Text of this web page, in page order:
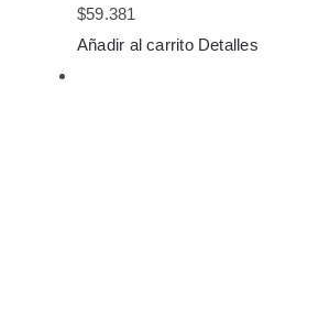
$59.381
Añadir al carrito Detalles